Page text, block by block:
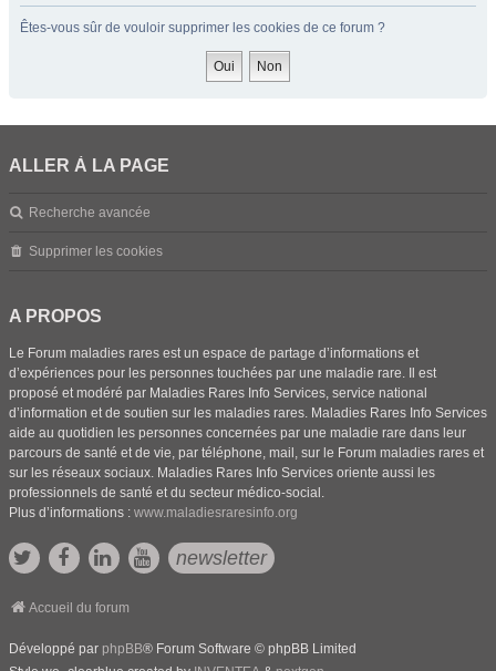
Êtes-vous sûr de vouloir supprimer les cookies de ce forum ?
ALLER À LA PAGE
Recherche avancée
Supprimer les cookies
A PROPOS
Le Forum maladies rares est un espace de partage d’informations et
d’expériences pour les personnes touchées par une maladie rare. Il est
proposé et modéré par Maladies Rares Info Services, service national
d’information et de soutien sur les maladies rares. Maladies Rares Info Services
aide au quotidien les personnes concernées par une maladie rare dans leur
parcours de santé et de vie, par téléphone, mail, sur le Forum maladies rares et
sur les réseaux sociaux. Maladies Rares Info Services oriente aussi les
professionnels de santé et du secteur médico-social.
Plus d’informations : www.maladiesraresinfo.org
newsletter
Accueil du forum
Développé par phpBB® Forum Software © phpBB Limited